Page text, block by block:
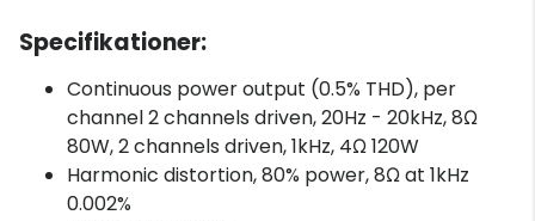
Specifikationer:
Continuous power output (0.5% THD), per
channel 2 channels driven, 20Hz - 20kHz, 8Ω
80W, 2 channels driven, 1kHz, 4Ω 120W
Harmonic distortion, 80% power, 8Ω at 1kHz
0.002%